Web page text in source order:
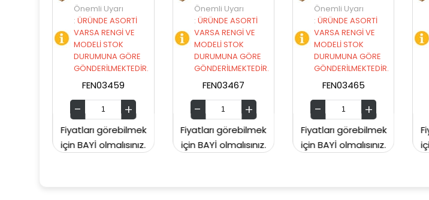
RENGİ VE
görebilmek
olmalısınız.
Önemli Uyarı
:ÜRÜNDE ASORTİ
VARSA RENGİ VE
MODELİ STOK
DURUMUNA GÖRE
GÖNDERİLMEKTEDİR.
Fiyatları görebilmek
için BAYİ olmalısınız.
Önemli Uyarı
:ÜRÜNDE ASORTİ
VARSA RENGİ VE
MODELİ STOK
DURUMUNA GÖRE
GÖNDERİLMEKTEDİR.
Fiyatları görebilmek
için BAYİ olmalısınız.
Önemli Uyarı
:ÜRÜNDE ASORTİ
VARSA RENGİ VE
MODELİ STOK
DURUMUNA GÖRE
GÖNDERİLMEKTEDİR.
Fiyatları görebilmek
için BAYİ olmalısınız.